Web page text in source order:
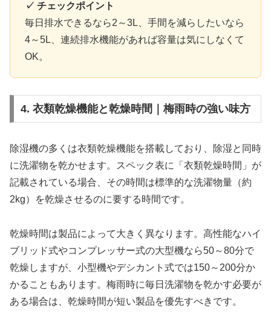
✓ チェックポイント
毎日排水できるなら2～3L、手間を減らしたいなら
4～5L、連続排水機能があれば容量は気にしなくて
OK。
4. 衣類乾燥機能と乾燥時間｜梅雨時の強い味方
除湿機の多くは衣類乾燥機能を搭載しており、除湿と同時
に洗濯物を乾かせます。スペック表に「衣類乾燥時間」が
記載されている場合、その時間は標準的な洗濯物量（約
2kg）を乾燥させるのに要する時間です。
乾燥時間は製品によって大きく異なります。高性能なハイ
ブリッド式やコンプレッサー式の大型機なら50～80分で
乾燥しますが、小型機やデシカント式では150～200分か
かることもあります。梅雨時に毎日洗濯物を乾かす必要が
ある場合は、乾燥時間が短い製品を優先すべきです。